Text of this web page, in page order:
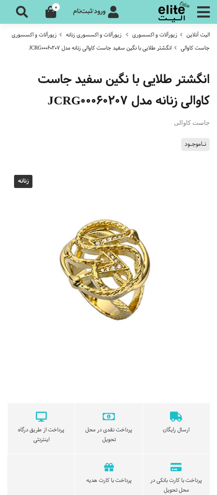
ورود/ثبت‌نام 0
الیت آنلاین زیورآلات و اکسسوری زیورآلات و اکسسوری زنانه
زیورآلات و اکسسوری
جاست کاوالی
انگشتر طلایی با نگین سفید جاست کاوالی زنانه مدل JCRG00060207
انگشتر طلایی با نگین سفید جاست
کاوالی زنانه مدل JCRG00060207
جاست کاوالی
نـاموجـود
زنانه
ارسال رایگان
پرداخت نقدی در محل
تحویل
پرداخت از طریق درگاه
اینترنتی
پرداخت با کارت بانکی در
محل تحویل
پرداخت با کارت هدیه